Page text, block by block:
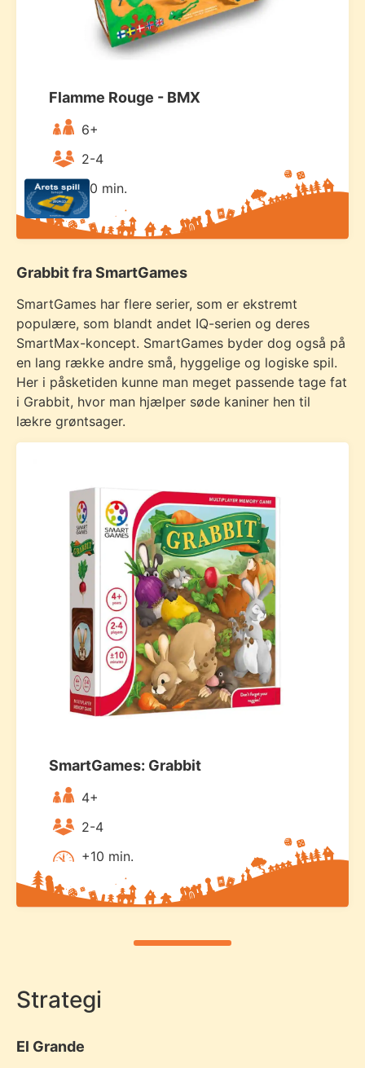
Flamme Rouge - BMX
6+
2-4
20 min.
Grabbit fra SmartGames
SmartGames har flere serier, som er ekstremt
populære, som blandt andet IQ-serien og deres
SmartMax-koncept. SmartGames byder dog også på
en lang række andre små, hyggelige og logiske spil.
Her i påsketiden kunne man meget passende tage fat
i Grabbit, hvor man hjælper søde kaniner hen til
lækre grøntsager.
SmartGames: Grabbit
4+
2-4
+10 min.
Strategi
El Grande